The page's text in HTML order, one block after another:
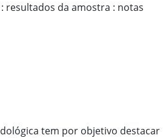
resultados da amostra : notas
tem por objetivo destacar